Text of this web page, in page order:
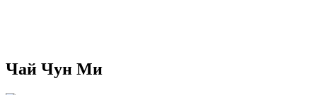
Чай Чун Ми